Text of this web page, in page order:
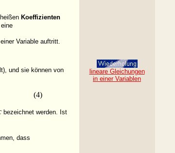
Koeffizienten
Variable auftritt.
und sie können von
lineare Gleichungen
in einer Variablen
(4)
bezeichnet werden. Ist
dass